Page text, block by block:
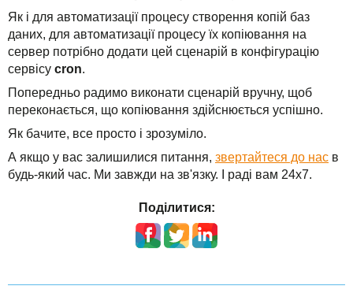
Як і для автоматизації процесу створення копій баз
даних, для автоматизації процесу їх копіювання на
сервер потрібно додати цей сценарій в конфігурацію
сервісу cron.
Попередньо радимо виконати сценарій вручну, щоб
переконається, що копіювання здійснюється успішно.
Як бачите, все просто і зрозуміло.
А якщо у вас залишилися питання, звертайтеся до нас в
будь-який час. Ми завжди на зв'язку. І раді вам 24х7.
Поділитися: